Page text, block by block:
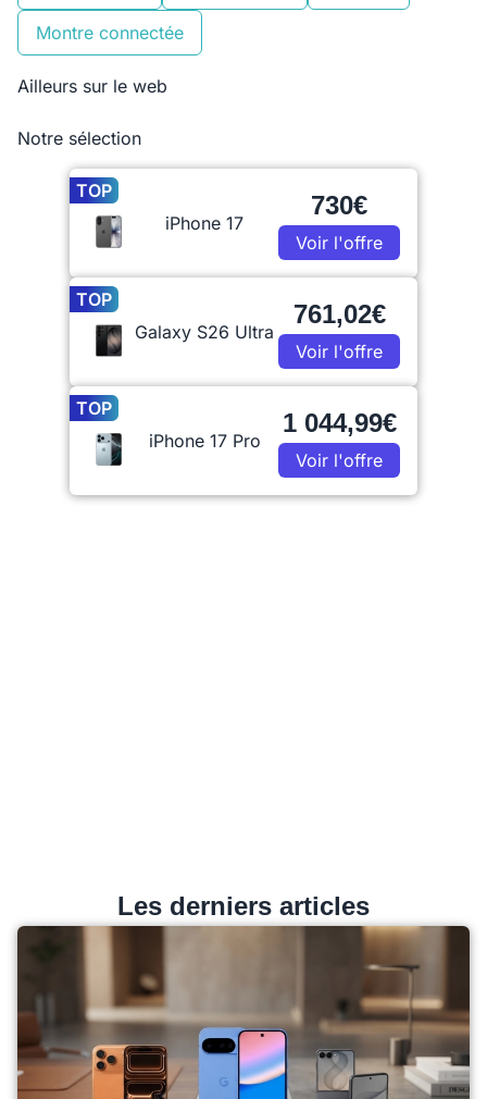
Montre connectée
Ailleurs sur le web
Notre sélection
TOP
iPhone 17
730€
Voir l'offre
TOP
Galaxy S26 Ultra
761,02€
Voir l'offre
TOP
iPhone 17 Pro
1 044,99€
Voir l'offre
Les derniers articles